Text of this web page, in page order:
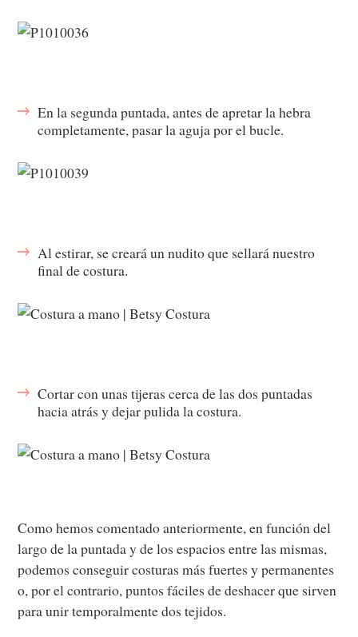
En la segunda puntada, antes de apretar la hebra
completamente, pasar la aguja por el bucle.
Al estirar, se creará un nudito que sellará nuestro
final de costura.
Cortar con unas tijeras cerca de las dos puntadas
hacia atrás y dejar pulida la costura.
Como hemos comentado anteriormente, en función del
largo de la puntada y de los espacios entre las mismas,
podemos conseguir costuras más fuertes y permanentes
o, por el contrario, puntos fáciles de deshacer que sirven
para unir temporalmente dos tejidos.